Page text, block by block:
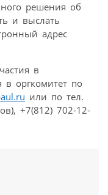
решения об
и выслать
адрес
в
в оргкомитет по
или по тел.
+7(812) 702-12-